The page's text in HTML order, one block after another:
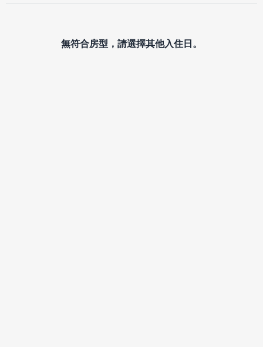
無符合房型，請選擇其他入住日。